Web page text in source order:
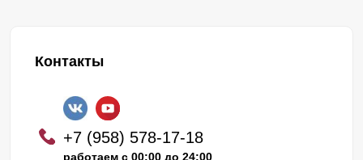
Контакты
+7 (958) 578-17-18
работаем с 00:00 до 24:00